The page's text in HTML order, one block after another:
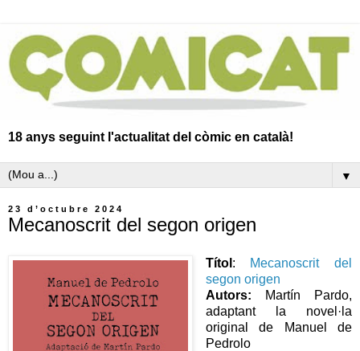
18 anys seguint l'actualitat del còmic en català!
▼
23 d’octubre 2024
Mecanoscrit del segon origen
Títol : Mecanoscrit del
segon origen
Autors: Martín Pardo,
adaptant la novel·la
original de Manuel de
Pedrolo